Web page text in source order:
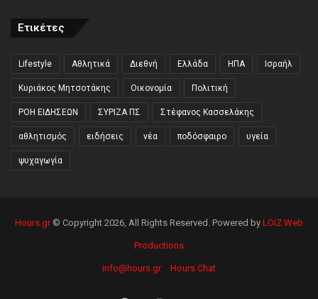
Ετικέτες
Lifestyle Αθλητικά Διεθνή Ελλάδα ΗΠΑ Ισραήλ
Κυριάκος Μητσοτάκης Οικονομία Πολιτική
ΡΟΗ ΕΙΔΗΣΕΩΝ ΣΥΡΙΖΑ ΠΣ Στέφανος Κασσελάκης
αθλητισμός ειδήσεις νέα ποδόσφαιρο υγεία
ψυχαγωγία
Hours.gr© Copyright 2026, All Rights Reserved. Powered by LOIZ Web
Productions
info@hours.gr Hours Chat